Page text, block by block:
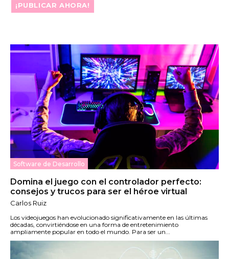
¡PUBLICAR AHORA!
Software de Desarrollo
Domina el juego con el controlador perfecto:
consejos y trucos para ser el héroe virtual
Carlos Ruiz
Los videojuegos han evolucionado significativamente en las últimas
décadas, convirtiéndose en una forma de entretenimiento
ampliamente popular en todo el mundo. Para ser un...